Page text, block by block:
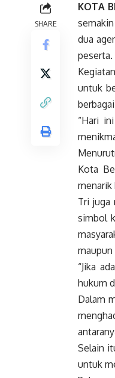
SHARE
KOTA
dua
peserta.
untuk
“Hari
Kota
menarik
Tri juga
simbol
“Jika
hukum
Dalam
Selain
untuk